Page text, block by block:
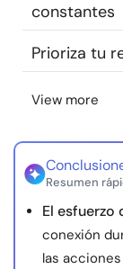
Idioma
©
constantes
Prioriza tu
View more
Resumen
El esfuerzo
conexión
las